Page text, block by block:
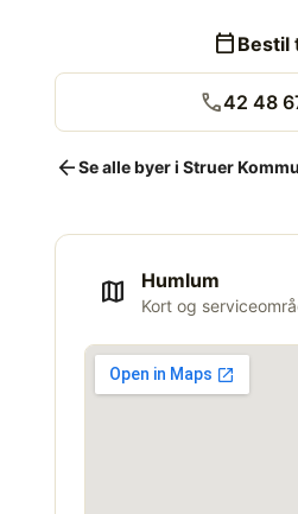
calendar_today Bestil
call42 48
arrow_backSe alle byer i Struer
map Humlum
Kort og